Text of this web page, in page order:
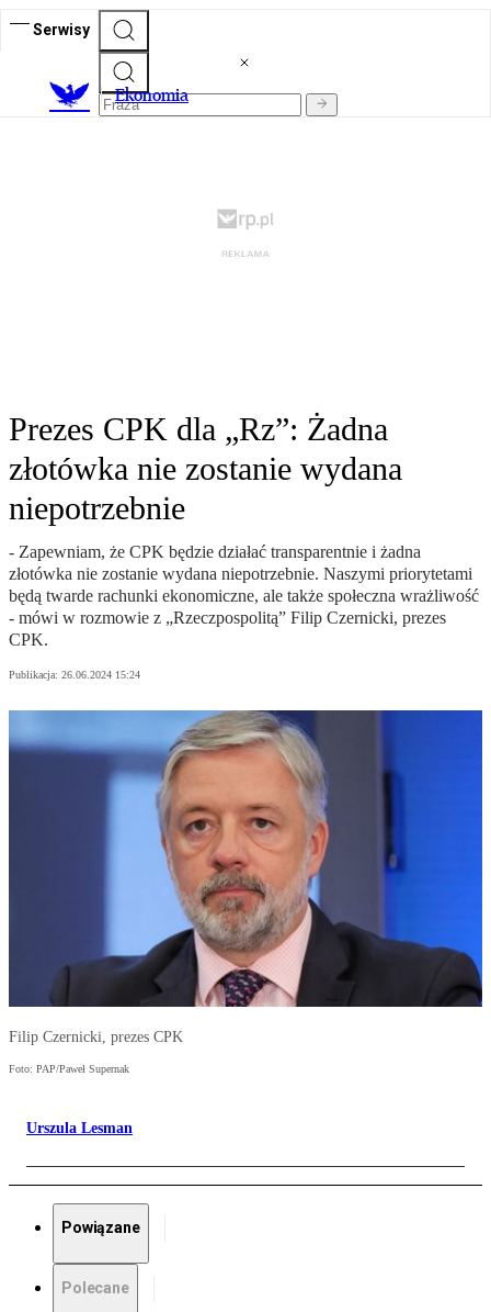
Serwisy
Ekonomia
Prezes CPK dla „Rz”: Żadna
złotówka nie zostanie wydana
niepotrzebnie
- Zapewniam, że CPK będzie działać transparentnie i żadna
złotówka nie zostanie wydana niepotrzebnie. Naszymi priorytetami
będą twarde rachunki ekonomiczne, ale także społeczna wrażliwość
- mówi w rozmowie z „Rzeczpospolitą” Filip Czernicki, prezes
CPK.
Publikacja: 26.06.2024 15:24
Filip Czernicki, prezes CPK
Foto: PAP/Paweł Supernak
Urszula Lesman
Powiązane
Polecane